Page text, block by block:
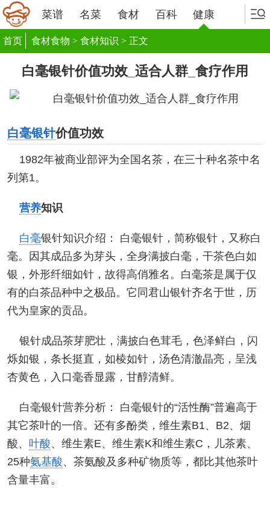
菜谱 名菜 食材 百科 健康
首页 食材食物 > 食材知识 > 正文
白毫银针价值功效_适合人群_食疗作用
白毫银针价值功效
1982年被商业部评为全国名茶，在三十种名茶中名
列第1。
营养知识
白毫银针知识介绍： 白毫银针，简称银针，又称白
毫。因其成品多为芽头，全身满披白毫，干茶色白如
银，外形纤细如针，故得高俏雅名。白毫茶是属于仅
有的白茶品种中之极品。它同君山银针齐名于世，历
代为皇家的贡品。
银针成品茶芽肥壮，满披白色茸毛，色泽鲜白，闪
烁如银，条长挺直，如棱如针，汤色清澈晶亮，呈浅
杏黄色，入口毫香显露，甘醇清鲜。
白毫银针营养分析： 白毫银针的“活性酶”普遍高于
其它茶叶的一倍。还有多酚类，维生素B1、B2、烟
酸、 叶酸、维生素E、维生素K和维生素C，儿茶素、
25种氨基酸、茶氨酸及多种矿物质等，都比其他茶叶
含量丰富。